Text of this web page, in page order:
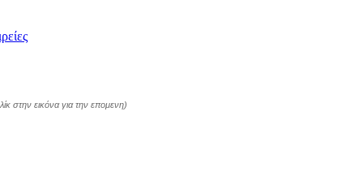
στην εικόνα για την επομενη)